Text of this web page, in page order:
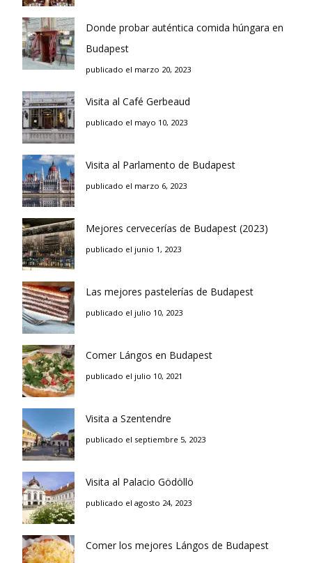
Donde probar auténtica comida húngara en
Budapest
publicado el marzo 20, 2023
Visita al Café Gerbeaud
publicado el mayo 10, 2023
Visita al Parlamento de Budapest
publicado el marzo 6, 2023
Mejores cervecerías de Budapest (2023)
publicado el junio 1, 2023
Las mejores pastelerías de Budapest
publicado el julio 10, 2023
Comer Lángos en Budapest
publicado el julio 10, 2021
Visita a Szentendre
publicado el septiembre 5, 2023
Visita al Palacio Gödöllö
publicado el agosto 24, 2023
Comer los mejores Lángos de Budapest